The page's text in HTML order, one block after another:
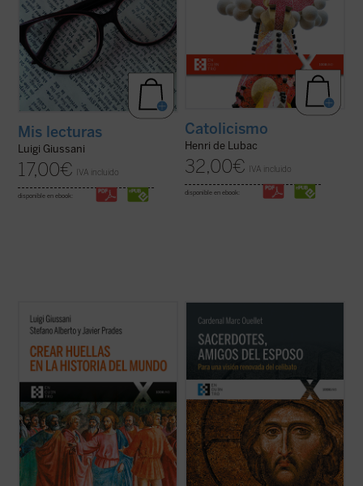
Mis lecturas
Luigi Giussani
17,00€ IVA incluido
disponible en ebook:
Catolicismo
Henri de Lubac
32,00€ IVA incluido
disponible en ebook:
La clave de bóveda del presente libro es el
descubrimiento del sentido profundo del
cristianismo como acontecimiento
imprevisto e imprevisible: el anuncio de que
el Misterio se ha hecho hombre en un lugar
y un tiempo determinados. Este es ...
(ver
Obispos reflexiona sobre la renovación
sacerdotal en unos tiempos en los que «los
escándalos, las humillaciones y el desgaste
han sumido al clero en un estado de
vulnerabilidad, si no de desconcierto, ...